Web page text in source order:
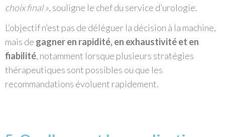
choix final », souligne le chef du service d’urologie.
L’objectif n’est pas de déléguer la décision à la machine,
mais de gagner en rapidité, en exhaustivité et en
fiabilité, notamment lorsque plusieurs stratégies
thérapeutiques sont possibles ou que les
recommandations évoluent rapidement.